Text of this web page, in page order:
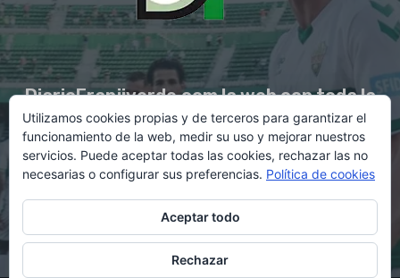
DiarioFranjiverde.com la web con toda la
información del Elche C.F.
Contacto en:diario@franjiverde.com
Utilizamos cookies propias y de terceros para garantizar el
funcionamiento de la web, medir su uso y mejorar nuestros
servicios. Puede aceptar todas las cookies, rechazar las no
necesarias o configurar sus preferencias. Política de cookies
Aceptar todo
Rechazar